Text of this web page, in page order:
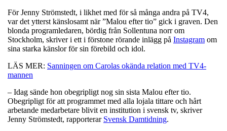
För Jenny Strömstedt, i likhet med för så många andra på TV4,
var det ytterst känslosamt när ”Malou efter tio” gick i graven. Den
blonda programledaren, bördig från Sollentuna norr om
Stockholm, skriver i ett i förstone rörande inlägg på Instagram om
sina starka känslor för sin förebild och idol.
LÄS MER: Sanningen om Carolas okända relation med TV4-
mannen
– Idag sände hon obegripligt nog sin sista Malou efter tio.
Obegripligt för att programmet med alla lojala tittare och hårt
arbetande medarbetare blivit en institution i svensk tv, skriver
Jenny Strömstedt, rapporterar Svensk Damtidning.